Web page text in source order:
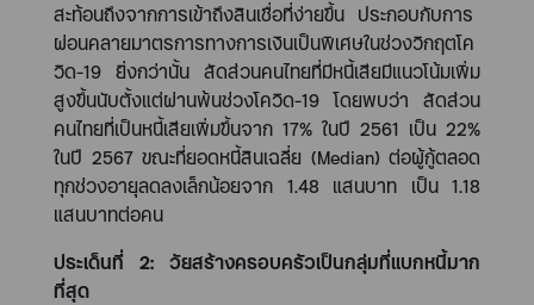
สะท้อนถึงจากการเข้าถึงสินเชื่อที่ง่ายขึ้น ประกอบกับการ
ผ่อนคลายมาตรการทางการเงินเป็นพิเศษในช่วงวิกฤตโค
วิด-19 ยิ่งกว่านั้น สัดส่วนคนไทยที่มีหนี้เสียมีแนวโน้มเพิ่ม
สูงขึ้นนับตั้งแต่ผ่านพ้นช่วงโควิด-19โดยพบว่า สัดส่วน
คนไทยที่เป็นหนี้เสียเพิ่มขึ้นจาก 17% ในปี 2561 เป็น 22%
ในปี 2567ขณะที่ยอดหนี้สินเฉลี่ย (Median) ต่อผู้กู้ตลอด
ทุกช่วงอายุลดลงเล็กน้อยจาก 1.48 แสนบาท เป็น 1.18
แสนบาทต่อคน
ประเด็นที่ 2: วัยสร้างครอบครัวเป็นกลุ่มที่แบกหนี้มาก
ที่สุด